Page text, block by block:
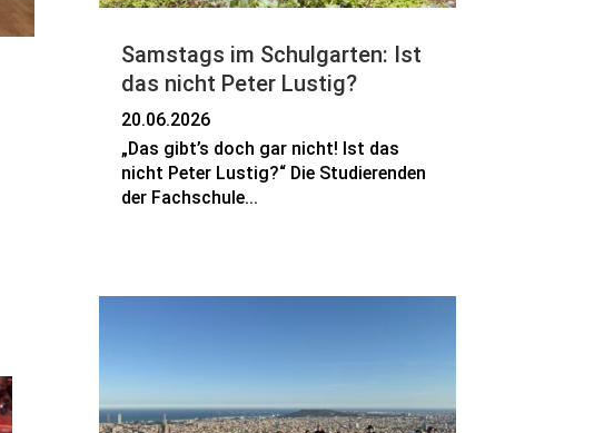
Samstags im Schulgarten: Ist
das nicht Peter Lustig?
20.06.2026
„Das gibt’s doch gar nicht! Ist das
nicht Peter Lustig?“ Die Studierenden
der Fachschule...